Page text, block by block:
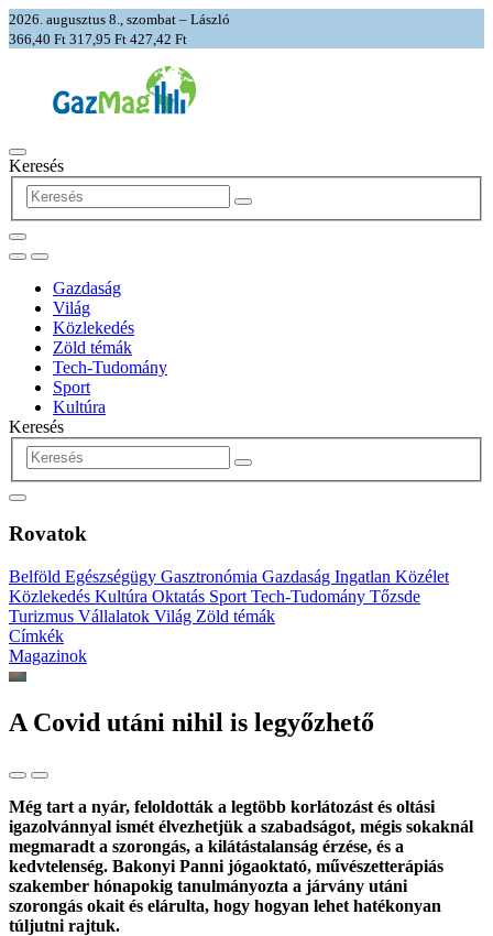
2026. augusztus 8., szombat – László
366,40 Ft 317,95 Ft 427,42 Ft
Keresés
Gazdaság
Világ
Közlekedés
Zöld témák
Tech-Tudomány
Sport
Kultúra
Keresés
Rovatok
Belföld Egészségügy Gasztronómia Gazdaság Ingatlan Közélet
Közlekedés Kultúra Oktatás Sport Tech-Tudomány Tőzsde
Turizmus Vállalatok Világ Zöld témák
Címkék
Magazinok
A Covid utáni nihil is legyőzhető
Még tart a nyár, feloldották a legtöbb korlátozást és oltási
igazolvánnyal ismét élvezhetjük a szabadságot, mégis sokaknál
megmaradt a szorongás, a kilátástalanság érzése, és a
kedvtelenség. Bakonyi Panni jógaoktató, művészetterápiás
szakember hónapokig tanulmányozta a járvány utáni
szorongás okait és elárulta, hogy hogyan lehet hatékonyan
túljutni rajtuk.